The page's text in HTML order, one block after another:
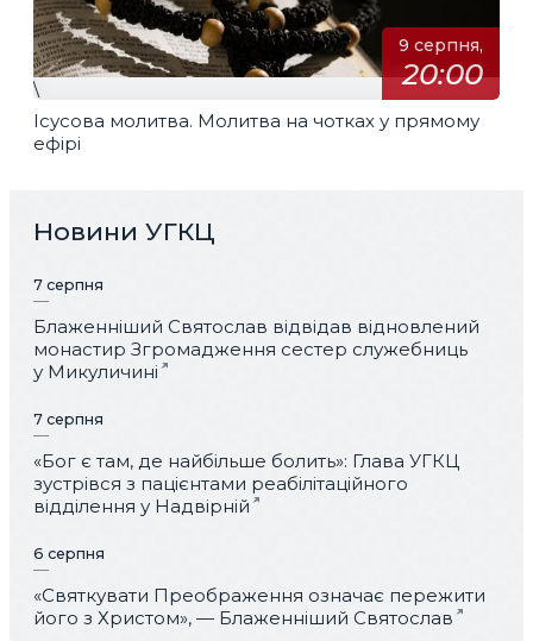
9 серпня,
20:00
\
Ісусова молитва. Молитва на чотках у прямому
ефірі
Новини УГКЦ
7 серпня
Блаженніший Святослав відвідав відновлений
монастир Згромадження сестер служебниць
у Микуличині
7 серпня
«Бог є там, де найбільше болить»: Глава УГКЦ
зустрівся з пацієнтами реабілітаційного
відділення у Надвірній
6 серпня
«Святкувати Преображення означає пережити
його з Христом», — Блаженніший Святослав